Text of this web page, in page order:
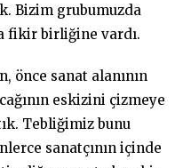
Bizim grubumuzda
fikir birliğine vardı.
önce sanat alanının
eskizini çizmeye
Tebliğimiz bunu
sanatçının içinde